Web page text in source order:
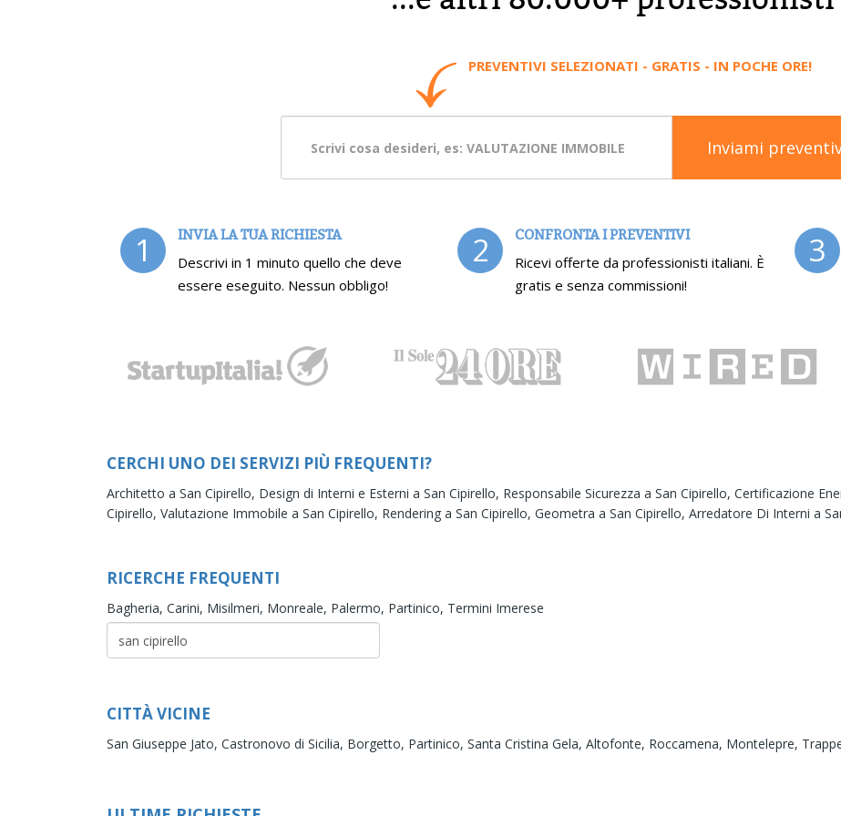
PREVENTIVI SELEZIONATI - GRATIS - IN POCHE ORE!
Inviami
1 INVIA LA TUA RICHIESTA
Descrivi in 1 minuto quello che deve
essere eseguito. Nessun obbligo!
2 CONFRONTA I PREVENTIVI
Ricevi offerte da professionisti italiani. È
gratis e senza commissioni!
3
CERCHI UNO DEI SERVIZI PIÙ FREQUENTI?
Architetto a San Cipirello, Design di Interni e Esterni a San Cipirello, Responsabile Sicurezza a San Cipirello, Certificazione
Cipirello, Valutazione Immobile a San Cipirello, Rendering a San Cipirello, Geometra a San Cipirello, Arredatore Di Interni a
RICERCHE FREQUENTI
Bagheria, Carini, Misilmeri, Monreale, Palermo, Partinico, Termini Imerese
CITTÀ VICINE
San Giuseppe Jato, Castronovo di Sicilia, Borgetto, Partinico, Santa Cristina Gela, Altofonte, Roccamena, Montelepre,